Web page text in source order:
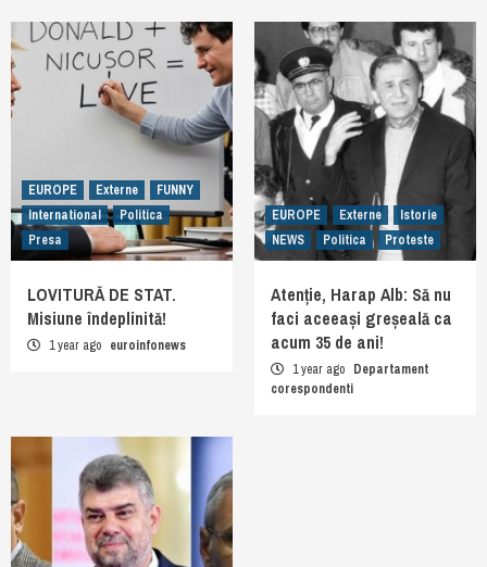
EUROPE Externe
FUNNY
International
Politica
Presa
LOVITURĂ DE STAT.
Misiune îndeplinită!
1 year ago euroinfonews
EUROPE Externe
Istorie
NEWS
Politica Proteste
Atenție, Harap Alb: Să nu
faci aceeași greșeală ca
acum 35 de ani!
1 year ago Departament
corespondenti